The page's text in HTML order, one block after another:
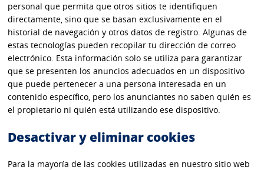
personal que permita que otros sitios te identifiquen
directamente, sino que se basan exclusivamente en el
historial de navegación y otros datos de registro. Algunas de
estas tecnologías pueden recopilar tu dirección de correo
electrónico. Esta información solo se utiliza para garantizar
que se presenten los anuncios adecuados en un dispositivo
que puede pertenecer a una persona interesada en un
contenido específico, pero los anunciantes no saben quién es
el propietario ni quién está utilizando ese dispositivo.
Desactivar y eliminar cookies
Para la mayoría de las cookies utilizadas en nuestro sitio web